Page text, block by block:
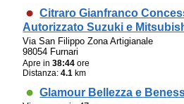
Citraro Gianfranco
Autorizzato Suzuki e
Via San Filippo Zona Artigianale
98054 Furnari
Apre in38:44 ore
Distanza:4.1 km
Glamour Bellezza e